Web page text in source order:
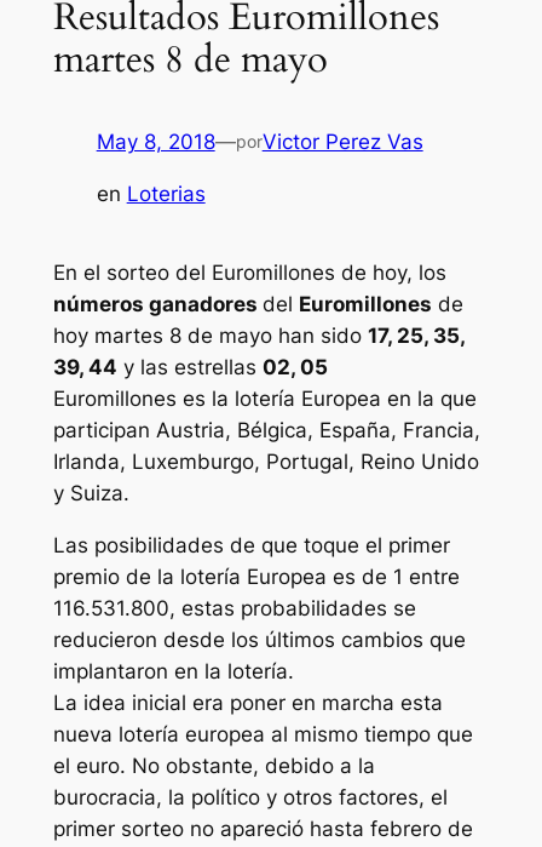
Resultados Euromillones
martes 8 de mayo
May 8, 2018—porVictor Perez Vas
en Loterias
En el sorteo del Euromillones de hoy, los
números ganadores del Euromillones de
hoy martes 8 de mayo han sido 17, 25, 35,
39, 44 y las estrellas 02, 05
Euromillones es la lotería Europea en la que
participan Austria, Bélgica, España, Francia,
Irlanda, Luxemburgo, Portugal, Reino Unido
y Suiza.
Las posibilidades de que toque el primer
premio de la lotería Europea es de 1 entre
116.531.800, estas probabilidades se
reducieron desde los últimos cambios que
implantaron en la lotería.
La idea inicial era poner en marcha esta
nueva lotería europea al mismo tiempo que
el euro. No obstante, debido a la
burocracia, la político y otros factores, el
primer sorteo no apareció hasta febrero de